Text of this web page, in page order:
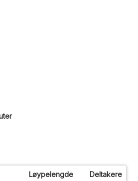
Løypelengde Deltakere